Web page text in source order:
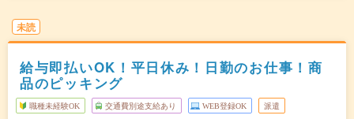
未読
給与即払いOK！平日休み！日勤のお仕事！商
品のピッキング
職種未経験OK 交通費別途支給あり WEB登録OK 派遣